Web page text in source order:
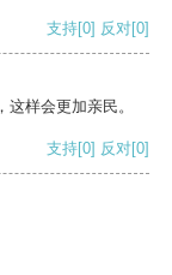
支持[0] 反对[0]
样会更加亲民。
支持[0] 反对[0]